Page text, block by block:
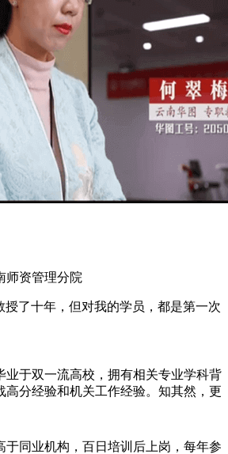
师资管理分院
授了十年，但对我的学员，都是第一次
业于双一流高校，拥有相关专业学科背
高分经验和机关工作经验。知其然，更
于同业机构，百日培训后上岗，每年参